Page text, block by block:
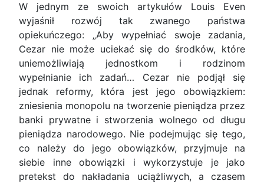
W jednym ze swoich artykułów Louis Even
wyjaśnił rozwój tak zwanego państwa
opiekuńczego: „Aby wypełniać swoje zadania,
Cezar nie może uciekać się do środków, które
uniemożliwiają jednostkom i rodzinom
wypełnianie ich zadań… Cezar nie podjął się
jednak reformy, która jest jego obowiązkiem:
zniesienia monopolu na tworzenie pieniądza przez
banki prywatne i stworzenia wolnego od długu
pieniądza narodowego. Nie podejmując się tego,
co należy do jego obowiązków, przyjmuje na
siebie inne obowiązki i wykorzystuje je jako
pretekst do nakładania uciążliwych, a czasem